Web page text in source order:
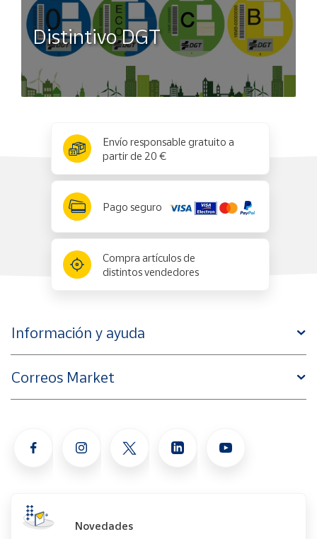
Distintivo DGT
Envío responsable gratuito a
partir de 20 €
Pago seguro
Compra artículos de
distintos vendedores
Información y ayuda
Correos Market
Novedades